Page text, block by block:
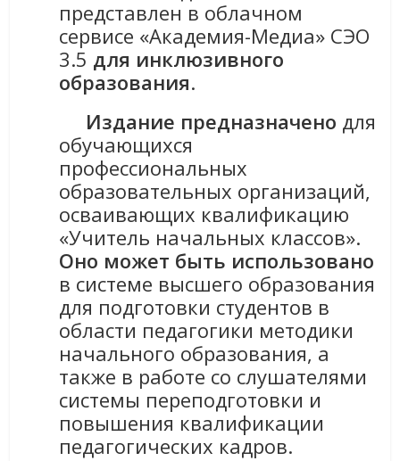
представлен в облачном
сервисе «Академия-Медиа» СЭО
3.5 для инклюзивного
образования.
Издание предназначено для
обучающихся
профессиональных
образовательных организаций,
осваивающих квалификацию
«Учитель начальных классов».
Оно может быть использовано
в системе высшего образования
для подготовки студентов в
области педагогики методики
начального образования, а
также в работе со слушателями
системы переподготовки и
повышения квалификации
педагогических кадров.